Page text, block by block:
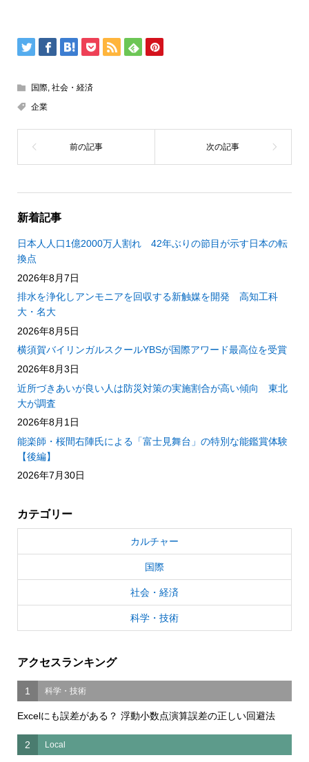
国際, 社会・経済
企業
新着記事
日本人人口1億2000万人割れ 42年ぶりの節目が示す日本の転
換点
2026年8月7日
排水を浄化しアンモニアを回収する新触媒を開発 高知工科
大・名大
2026年8月5日
横須賀バイリンガルスクールYBSが国際アワード最高位を受賞
2026年8月3日
近所づきあいが良い人は防災対策の実施割合が高い傾向 東北
大が調査
2026年8月1日
能楽師・桜間右陣氏による「富士見舞台」の特別な能鑑賞体験
【後編】
2026年7月30日
カテゴリー
カルチャー
国際
社会・経済
科学・技術
アクセスランキング
1 科学・技術
Excelにも誤差がある？ 浮動小数点演算誤差の正しい回避法
2 Local